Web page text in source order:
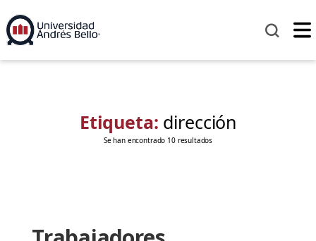
Etiqueta: dirección
Se han encontrado 10 resultados